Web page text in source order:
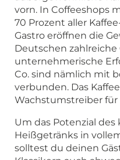
vorn. In Coffeeshops
70 Prozent aller
Gastro eröffnen die
Deutschen zahlreiche
unternehmerische
Co. sind nämlich mit
verbunden. Das
Wachstumstreiber für
Um das Potenzial
Heißgetränks in
solltest du deinen